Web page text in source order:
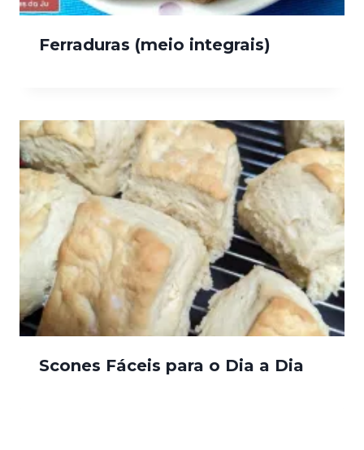
Ferraduras (meio integrais)
Scones Fáceis para o Dia a Dia